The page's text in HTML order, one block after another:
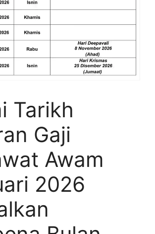
Tarikh
Gaji
Awam
2026